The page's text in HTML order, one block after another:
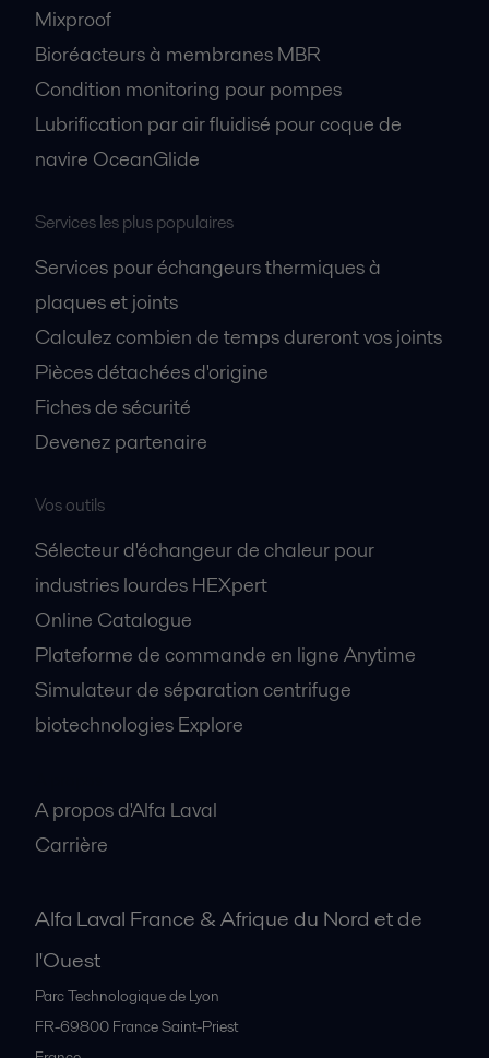
Mixproof
Bioréacteurs à membranes MBR
Condition monitoring pour pompes
Lubrification par air fluidisé pour coque de
navire OceanGlide
Services les plus populaires
Services pour échangeurs thermiques à
plaques et joints
Calculez combien de temps dureront vos joints
Pièces détachées d'origine
Fiches de sécurité
Devenez partenaire
Vos outils
Sélecteur d'échangeur de chaleur pour
industries lourdes HEXpert
Online Catalogue
Plateforme de commande en ligne Anytime
Simulateur de séparation centrifuge
biotechnologies Explore
A propos d'Alfa Laval
Carrière
Alfa Laval France & Afrique du Nord et de
l'Ouest
Parc Technologique de Lyon
FR-69800 France Saint-Priest